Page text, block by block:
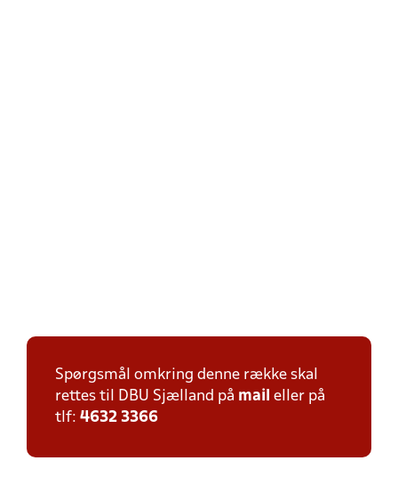
Spørgsmål omkring denne række skal
rettes til DBU Sjælland på mail eller på
tlf: 4632 3366